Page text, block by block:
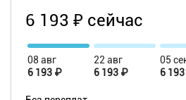
6 193 ₽ сейчас
08 авг
6 193 ₽
22 авг
6 193 ₽
05
6